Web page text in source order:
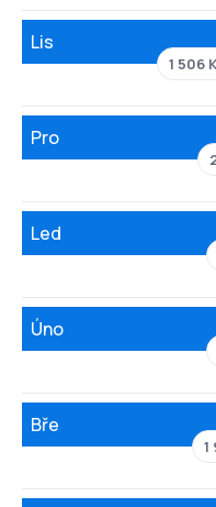
Lis
1 506
Pro
Led
Úno
Bře
1